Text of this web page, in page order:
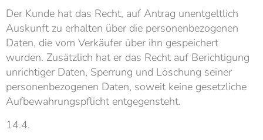
Der Kunde hat das Recht, auf Antrag unentgeltlich
Auskunft zu erhalten über die personenbezogenen
Daten, die vom Verkäufer über ihn gespeichert
wurden. Zusätzlich hat er das Recht auf Berichtigung
unrichtiger Daten, Sperrung und Löschung seiner
personenbezogenen Daten, soweit keine gesetzliche
Aufbewahrungspflicht entgegensteht.
14.4.